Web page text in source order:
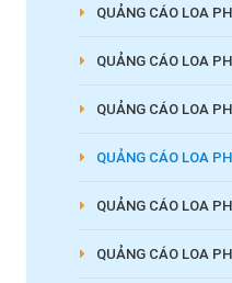
QUẢNG CÁO LOA
QUẢNG CÁO LOA
QUẢNG CÁO LOA
QUẢNG CÁO LOA
QUẢNG CÁO LOA
QUẢNG CÁO LOA